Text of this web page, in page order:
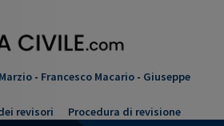
- Francesco Macario - Giuseppe
revisori Procedura di revisione